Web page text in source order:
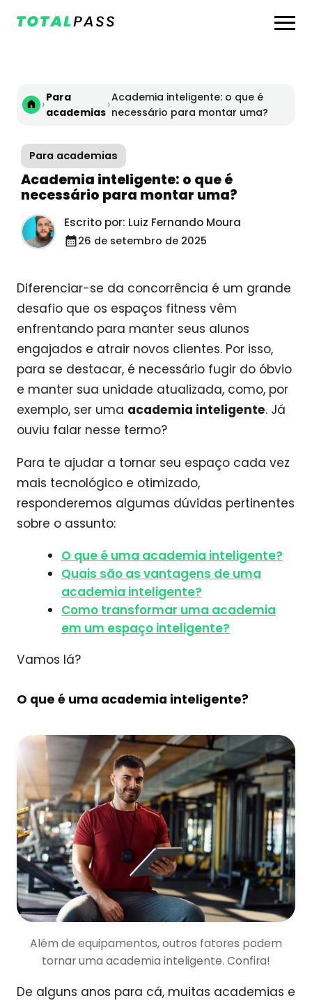
›Para
academias
›Academia inteligente: o que é
necessário para montar uma?
Para academias
Academia inteligente: o que é
necessário para montar uma?
Escrito por: Luiz Fernando Moura
26 de setembro de 2025
Diferenciar-se da concorrência é um grande
desafio que os espaços fitness vêm
enfrentando para manter seus alunos
engajados e atrair novos clientes. Por isso,
para se destacar, é necessário fugir do óbvio
e manter sua unidade atualizada, como, por
exemplo, ser uma academia inteligente. Já
ouviu falar nesse termo?
Para te ajudar a tornar seu espaço cada vez
mais tecnológico e otimizado,
responderemos algumas dúvidas pertinentes
sobre o assunto:
O que é uma academia inteligente?
Quais são as vantagens de uma
academia inteligente?
Como transformar uma academia
em um espaço inteligente?
Vamos lá?
O que é uma academia inteligente?
Além de equipamentos, outros fatores podem
tornar uma academia inteligente. Confira!
De alguns anos para cá, muitas academias e